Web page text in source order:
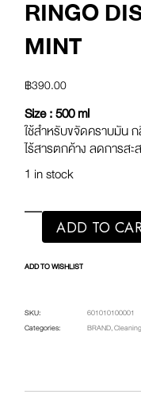
RINGO
MINT
฿390.00
Size : 500 ml
ใช้สำหรับขจัดคราบมัน
ไร้สารตกค้าง ลดการสะ
1 in stock
ADD TO
ADD TO WISHLIST
SKU:
601010100001
Categories:
BRAND,